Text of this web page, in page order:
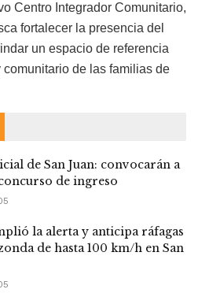
Centro Integrador Comunitario,
fortalecer la presencia del
un espacio de referencia
de las familias de
de San Juan: convocarán a
de ingreso
la alerta y anticipa ráfagas
de hasta 100 km/h en San